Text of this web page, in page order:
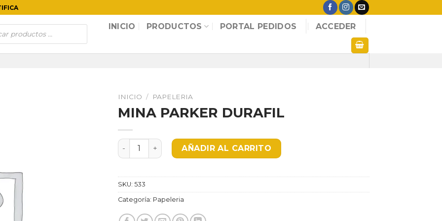
INICIO PRODUCTOS PORTAL PEDIDOS ACCEDER
INICIO / PAPELERIA
MINA PARKER DURAFIL
MINA PARKER DURAFIL cantidad
AÑADIR AL CARRITO
SKU: 533
Categoría: Papeleria